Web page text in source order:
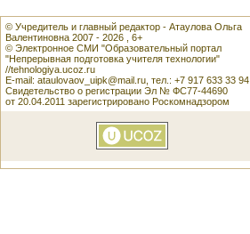
© Учредитель и главный редактор - Атаулова Ольга
Валентиновна 2007 - 2026 , 6+
© Электронное СМИ "Образовательный портал
"Непрерывная подготовка учителя технологии"
//tehnologiya.ucoz.ru
E-mail: ataulovaov_uipk@mail.ru, тел.: +7 917 633 33 94
Свидетельство о регистрации Эл № ФС77-44690
от 20.04.2011 зарегистрировано Роскомнадзором